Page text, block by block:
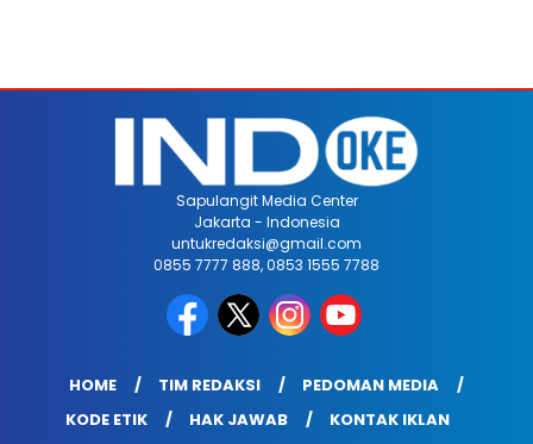
Sapulangit Media Center
Jakarta - Indonesia
untukredaksi@gmail.com
0855 7777 888, 0853 1555 7788
HOME TIM REDAKSI
PEDOMAN MEDIA
KODE ETIK
HAK JAWAB KONTAK IKLAN